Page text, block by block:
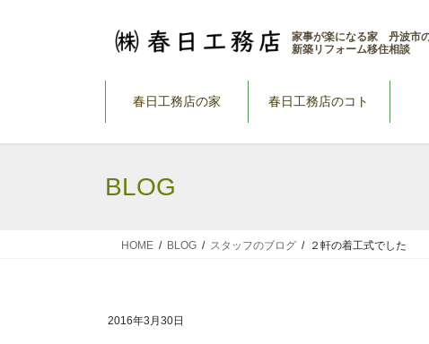
家事が楽になる家 丹波市
新築リフォーム移住相談
春日工務店の家 春日工務店のコト
BLOG
HOME BLOG スタッフのブログ ２軒の着工式でした
2016年3月30日